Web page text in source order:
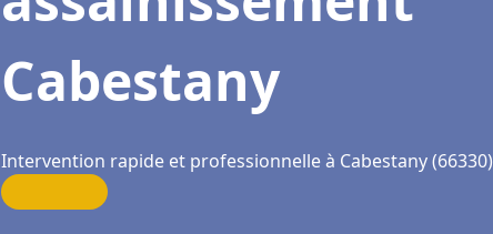
Cabestany
Intervention rapide et professionnelle à Cabestany (66330)